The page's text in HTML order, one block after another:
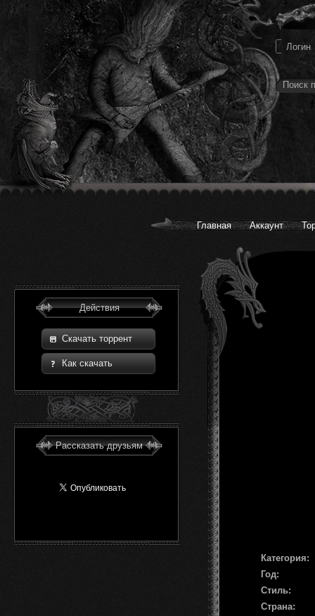
Главная Аккаунт
Действия
Скачать торрент
Как скачать
Рассказать друзьям
Категория:
Год:
Стиль:
Страна: